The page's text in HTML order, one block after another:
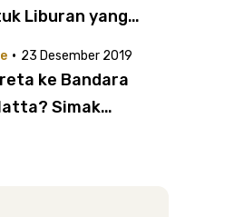
Liburan yang
· 23 Desember 2019
ke Bandara
Simak